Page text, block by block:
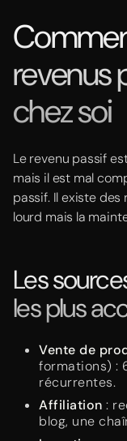
revenus
chez soi
Le revenu passif
mais il est mal
passif. Il existe des
lourd mais la
Les
les plus
Vente de
formations) :
récurrentes.
Affiliation :
blog, une